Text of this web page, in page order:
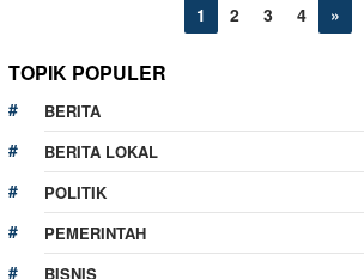
1 2 3 4 »
TOPIK POPULER
BERITA
BERITA LOKAL
POLITIK
PEMERINTAH
BISNIS